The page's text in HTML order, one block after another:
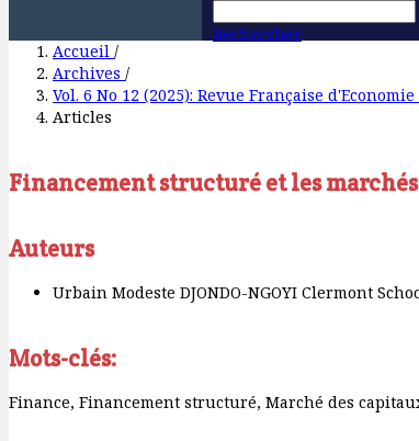
Rechercher
Accueil /
Archives /
Vol. 6 No 12 (2025): Revue Française
Articles
Financement structuré et les marchés
Auteurs
Urbain Modeste DJONDO-NGOYI Clermont
Mots-clés:
Finance, Financement structuré, Marché des